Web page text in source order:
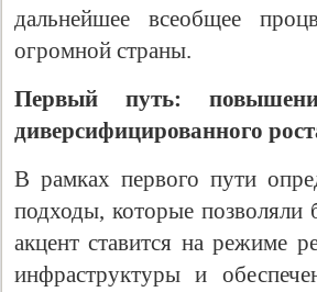
дальнейшее всеобщее
огромной страны.
Первый путь:
диверсифицированного
В рамках первого пути
подходы, которые позволяли
акцент ставится на режиме
инфраструктуры и